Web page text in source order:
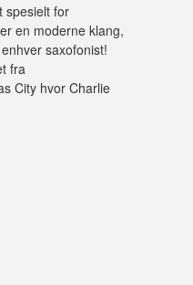
spesielt for
en moderne klang,
saxofonist!
fra
City hvor Charlie